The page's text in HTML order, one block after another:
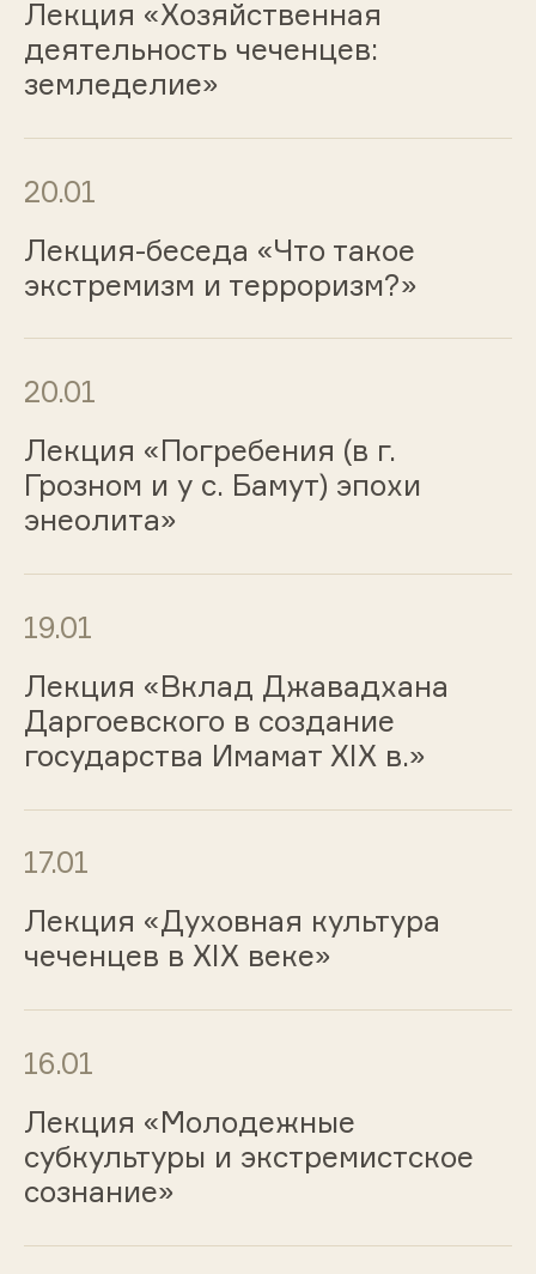
Лекция «Хозяйственная
деятельность чеченцев:
земледелие»
20.01
Лекция-беседа «Что такое
экстремизм и терроризм?»
20.01
Лекция «Погребения (в г.
Грозном и у с. Бамут) эпохи
энеолита»
19.01
Лекция «Вклад Джавадхана
Даргоевского в создание
государства Имамат XIX в.»
17.01
Лекция «Духовная культура
чеченцев в XIX веке»
16.01
Лекция «Молодежные
субкультуры и экстремистское
сознание»